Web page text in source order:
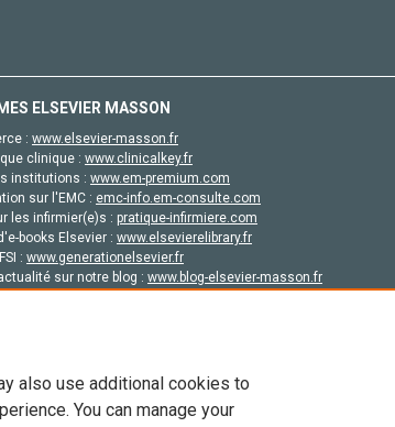
ELSEVIER MASSON
: www.elsevier-masson.fr
clinique : www.clinicalkey.fr
institutions : www.em-premium.com
sur l'EMC : emc-info.em-consulte.com
les infirmier(e)s : pratique-infirmiere.com
books Elsevier : www.elsevierelibrary.fr
: www.generationelsevier.fr
sur notre blog : www.blog-elsevier-masson.fr
also use additional cookies to
You can manage your